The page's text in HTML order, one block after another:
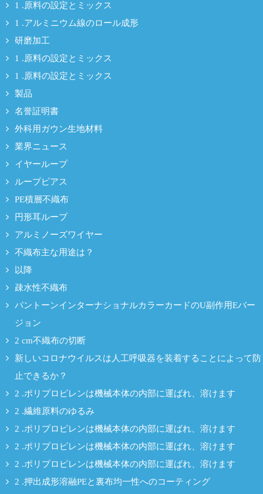
1 .原料の設定とミックス
1 .アルミニウム線のロール成形
研磨加工
1 .原料の設定とミックス
1 .原料の設定とミックス
製品
名誉証明書
外科用ガウン生地材料
業界ニュース
イヤーループ
ループピアス
PE積層不織布
円形耳ループ
アルミノーズワイヤー
不織布主な用途は？
以降
疎水性不織布
パントーンインターナショナルカラーカードのU副作用Eバー
ジョン
2 cm不織布の切断
新しいコロナウイルスは人工呼吸器を装着することによって防
止できるか？
2 .ポリプロピレンは機械本体の内部に運ばれ、溶けます
2 .繊維原料のゆるみ
2 .ポリプロピレンは機械本体の内部に運ばれ、溶けます
2 .ポリプロピレンは機械本体の内部に運ばれ、溶けます
2 .ポリプロピレンは機械本体の内部に運ばれ、溶けます
2 .押出成形溶融PEと裏布均一性へのコーティング